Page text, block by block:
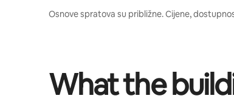
Osnove spratova su približne. Cijene,
What the